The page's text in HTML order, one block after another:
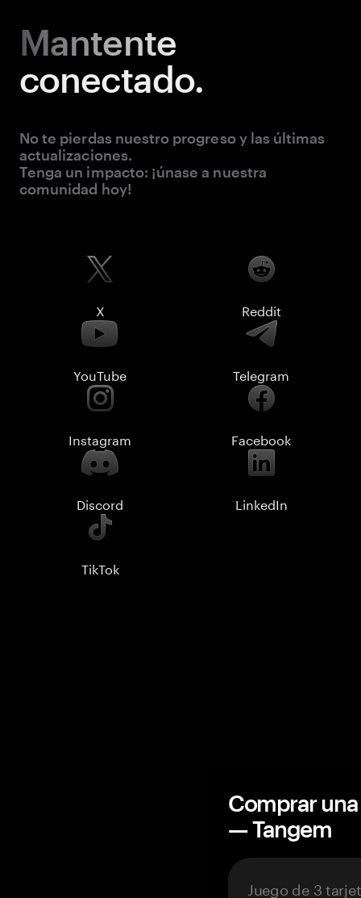
Mantente
conectado.
No te pierdas nuestro progreso y las últimas
actualizaciones.
Tenga un impacto: ¡únase a nuestra
comunidad hoy!
X Reddit
YouTube Telegram
Instagram Facebook
Discord LinkedIn
TikTok
Comprar
— Tangem
Juego de 3